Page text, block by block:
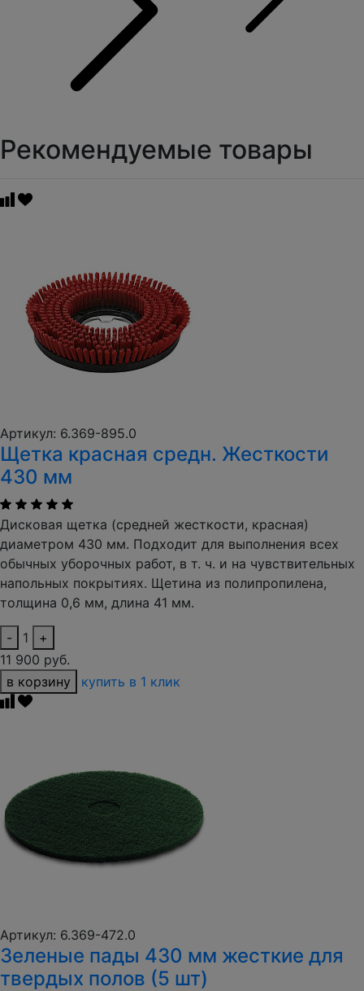
Рекомендуемые товары
Артикул: 6.369-895.0
Щетка красная средн. Жесткости
430 мм
Дисковая щетка (средней жесткости, красная)
диаметром 430 мм. Подходит для выполнения всех
обычных уборочных работ, в т. ч. и на чувствительных
напольных покрытиях. Щетина из полипропилена,
толщина 0,6 мм, длина 41 мм.
- 1
+
11 900 руб.
в корзину
купить в 1 клик
Артикул: 6.369-472.0
Зеленые пады 430 мм жесткие для
твердых полов (5 шт)